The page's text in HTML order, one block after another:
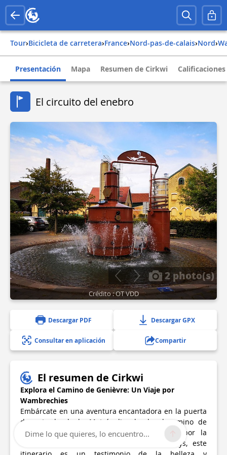
Tour› Bicicleta de carretera› france› nord-pas-de-calais› nord›
Presentación Mapa Resumen de Cirkwi
El circuito del enebro
2 photo(s)
Crédito : OT VDD
Descargar PDF Descargar GPX
Consultar en aplicación Compartir
El resumen de Cirkwi
Explora el Camino de Genièvre: Un Viaje por
Wambrechies
Embárcate en una aventura encantadora en la puerta
de entrada de la Metrópolis, donde el camino de
Genièvre atraviesa Wambrechies. Diseñado por la
Oficina de Turismo del Val de Deûle et Lys, este
Dime lo que quieres, lo encuentro...